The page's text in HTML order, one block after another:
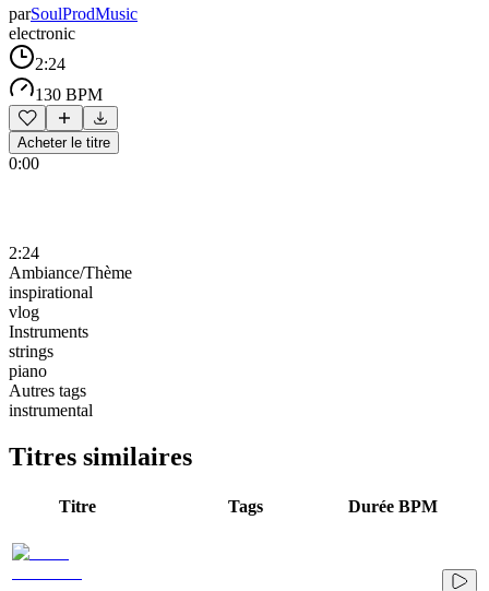
parSoulProdMusic
electronic
2:24
130 BPM
Acheter le titre
0:00
2:24
Ambiance/Thème
inspirational
vlog
Instruments
strings
piano
Autres tags
instrumental
Titres similaires
Titre Tags Durée BPM